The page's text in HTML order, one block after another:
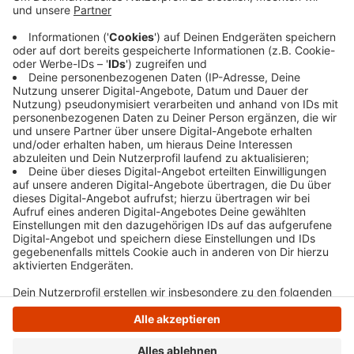
der Kirche" und der "Alten Bahnhofstraße". Nach
dieser Zeit folgt die Weihnachtspause, ab dem 28.
Dezember geht es wieder zurück an den regulären
Standort.
Veröffentlicht:Samstag, 07.12.2019 08:02
Anzeige
Anzeige